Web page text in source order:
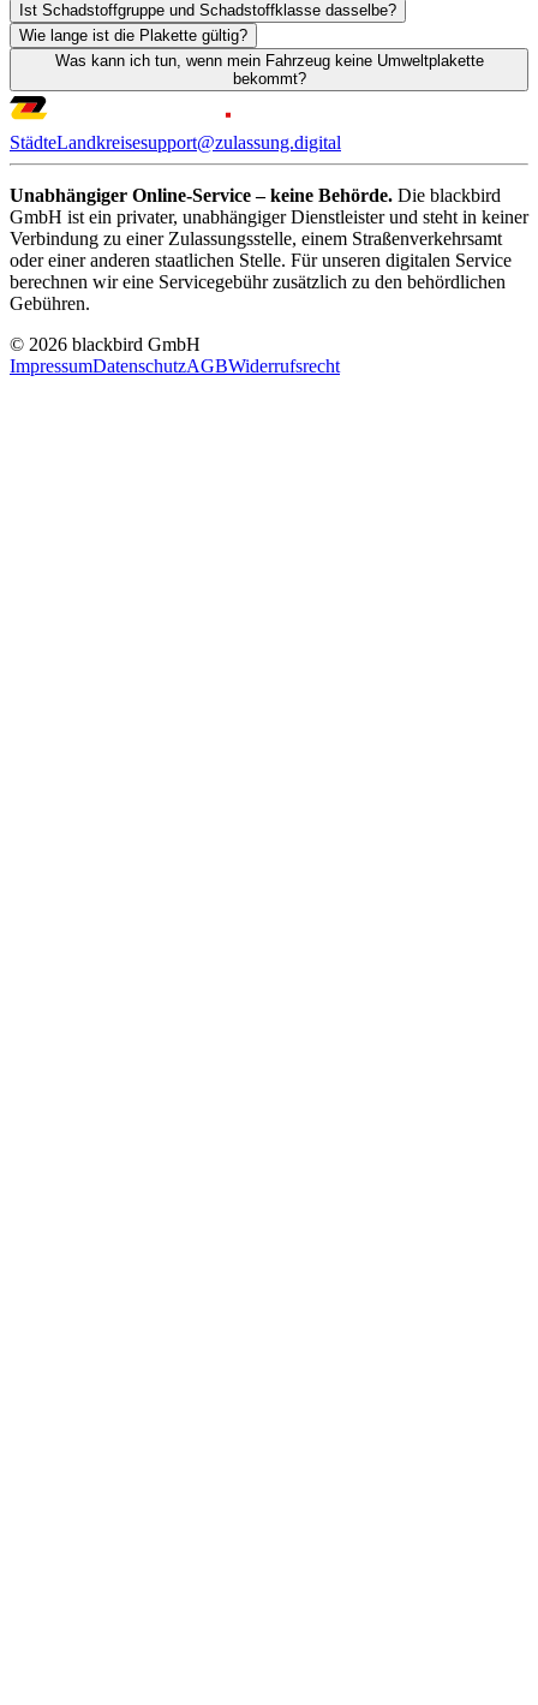
Ist Schadstoffgruppe und Schadstoffklasse dasselbe?
Wie lange ist die Plakette gültig?
Was kann ich tun, wenn mein Fahrzeug keine Umweltplakette
bekommt?
StädteLandkreisesupport@zulassung.digital
Unabhängiger Online-Service – keine Behörde. Die blackbird
GmbH ist ein privater, unabhängiger Dienstleister und steht in keiner
Verbindung zu einer Zulassungsstelle, einem Straßenverkehrsamt
oder einer anderen staatlichen Stelle. Für unseren digitalen Service
berechnen wir eine Servicegebühr zusätzlich zu den behördlichen
Gebühren.
© 2026 blackbird GmbH
ImpressumDatenschutzAGBWiderrufsrecht